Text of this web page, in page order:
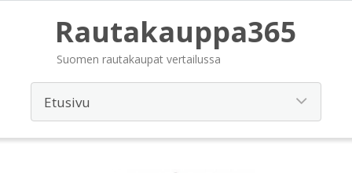
Rautakauppa365
Suomen rautakaupat vertailussa